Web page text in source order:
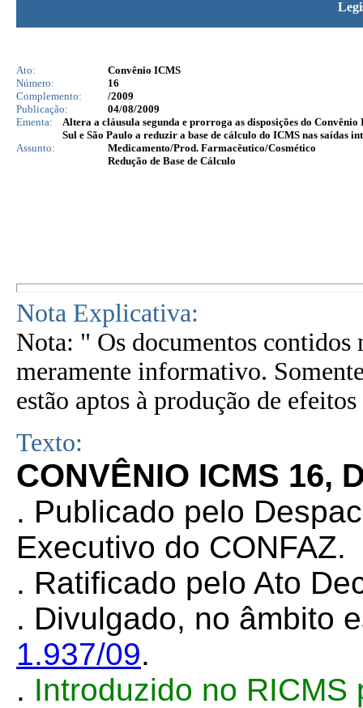
Ato:
Convênio ICMS
Número:
16
Complemento:
/2009
Publicação:
04/08/2009
Ementa:
Altera a cláusula segunda e prorroga as disposições do
Sul e São Paulo a reduzir a base de cálculo do ICMS nas saídas
Assunto:
Medicamento/Prod. Farmacêutico/Cosmético
Redução de Base de Cálculo
Nota Explicativa:
Nota: " Os documentos contidos
meramente informativo.
estão aptos à produção de
Texto:
CONVÊNIO ICMS 16,
. Publicado pelo
Executivo do CONFAZ.
. Ratificado pelo Ato
. Divulgado, no âmbito
1.937/09.
. Introduzido no